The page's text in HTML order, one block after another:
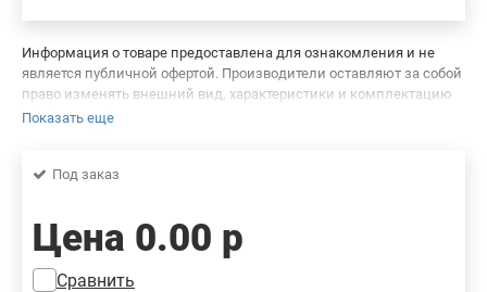
Информация о товаре предоставлена для ознакомления и не
является публичной офертой. Производители оставляют за собой
право изменять внешний вид, характеристики и комплектацию
товара, предварительно не уведомляя продавцов и потребителей.
фотографиях товара. Будем благодарны вам за сообщение об
Показать еще
Под заказ
Цена 0.00 р
Сравнить